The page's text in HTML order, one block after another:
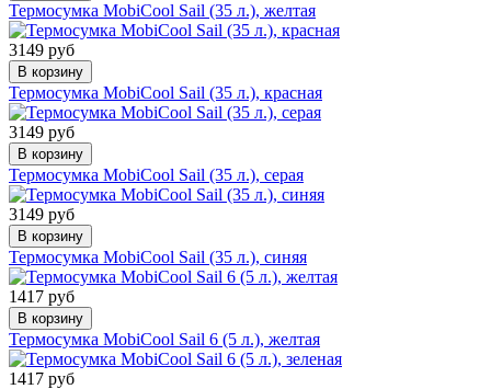
Термосумка MobiCool Sail (35 л.), желтая
3149 руб
В корзину
Термосумка MobiCool Sail (35 л.), красная
3149 руб
В корзину
Термосумка MobiCool Sail (35 л.), серая
3149 руб
В корзину
Термосумка MobiCool Sail (35 л.), синяя
1417 руб
В корзину
Термосумка MobiCool Sail 6 (5 л.), желтая
1417 руб